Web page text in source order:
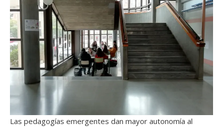
Las pedagogías emergentes dan mayor autonomía al